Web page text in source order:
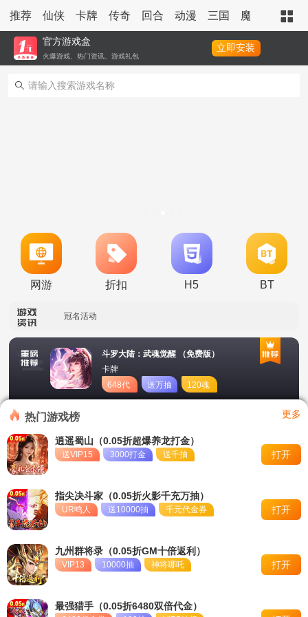
推荐 仙侠 卡牌 传奇 回合 动漫 三国 魔幻 策略
官方游戏盒
火爆游戏、热门资讯、游戏礼包
立即安装
网游 折扣 H5 BT
转游活动
永久累充活动
冠名活动
斗罗大陆：武魂觉醒 （免费版）
卡牌
648代
币
送万抽
120魂
币
热门游戏榜 更多
逍遥蜀山（0.05折超爆养龙打金）
送VIP15 3000打金 送千抽 打开
指尖决斗家（0.05折火影千充万抽）
UR鸣人 送10000抽 千元代金券 打开
九州群将录（0.05折GM十倍返利）
VIP13 10000抽 神将哪吒 打开
最强猎手（0.05折6480双倍代金）